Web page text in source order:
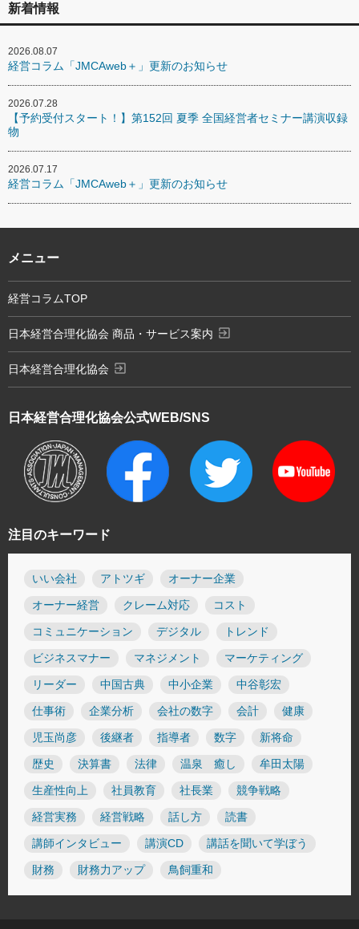
新着情報
2026.08.07
経営コラム「JMCAweb＋」更新のお知らせ
2026.07.28
【予約受付スタート！】第152回 夏季 全国経営者セミナー講演収録
物
2026.07.17
経営コラム「JMCAweb＋」更新のお知らせ
注目のキーワード
いい会社 アトツギ オーナー企業
オーナー経営 クレーム対応 コスト
コミュニケーション デジタル トレンド
ビジネスマナー マネジメント マーケティング
リーダー 中国古典 中小企業 中谷彰宏
仕事術 企業分析 会社の数字 会計 健康
児玉尚彦 後継者 指導者 数字 新将命
歴史 決算書 法律 温泉 癒し 牟田太陽
生産性向上 社員教育 社長業 競争戦略
経営実務 経営戦略 話し方 読書
講師インタビュー 講演CD 講話を聞いて学ぼう
財務 財務力アップ 鳥飼重和
日本経営合理化協会公式WEB/SNS
メニュー
経営コラムTOP
日本経営合理化協会 商品・サービス案内 exit_to_app
日本経営合理化協会 exit_to_app